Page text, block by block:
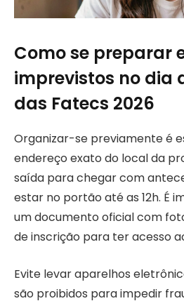
Como se preparar
imprevistos no dia
das Fatecs 2026
Organizar-se previamente é
endereço exato do local da
saída para chegar com
estar no portão até as 12h. É
um documento oficial com
de inscrição para ter acesso
Evite levar aparelhos
são proibidos para impedir